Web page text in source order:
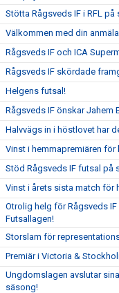
Stötta Rågsveds IF i RFL
Välkommen med din
Rågsveds IF och ICA
Rågsveds IF skördade
Helgens futsal!
Rågsveds IF önskar Jahem
Halvvägs in i höstlovet har
Vinst i hemmapremiären för
Stöd Rågsveds IF futsal på
Vinst i årets sista match för
Otrolig helg för Rågsveds
Futsallagen!
Storslam för
Premiär i Victoria &
Ungdomslagen avslutar
säsong!